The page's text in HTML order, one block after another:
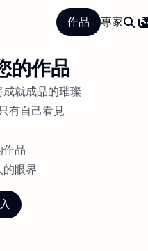
作品 專家
的作品
就成品的璀璨
有自己看見
作品
的眼界